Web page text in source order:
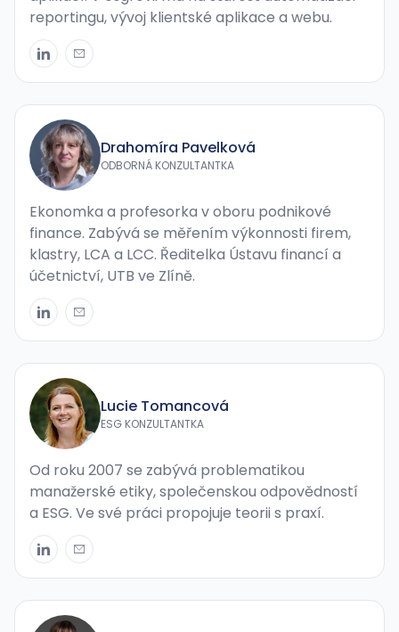
reportingu, vývoj klientské aplikace a webu.
Drahomíra Pavelková
ODBORNÁ KONZULTANTKA
Ekonomka a profesorka v oboru podnikové
finance. Zabývá se měřením výkonnosti firem,
klastry, LCA a LCC. Ředitelka Ústavu financí a
účetnictví, UTB ve Zlíně.
Lucie Tomancová
ESG KONZULTANTKA
Od roku 2007 se zabývá problematikou
manažerské etiky, společenskou odpovědností
a ESG. Ve své práci propojuje teorii s praxí.